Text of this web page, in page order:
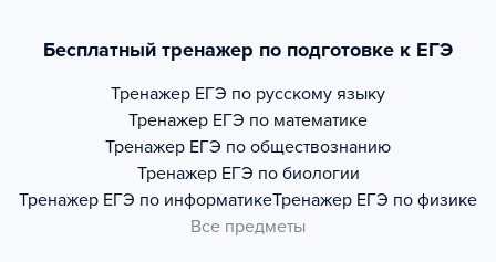
Бесплатный тренажер по подготовке к ЕГЭ
Тренажер ЕГЭ по русскому языку
Тренажер ЕГЭ по математике
Тренажер ЕГЭ по обществознанию
Тренажер ЕГЭ по биологии
Тренажер ЕГЭ по информатикеТренажер ЕГЭ по физике
Все предметы